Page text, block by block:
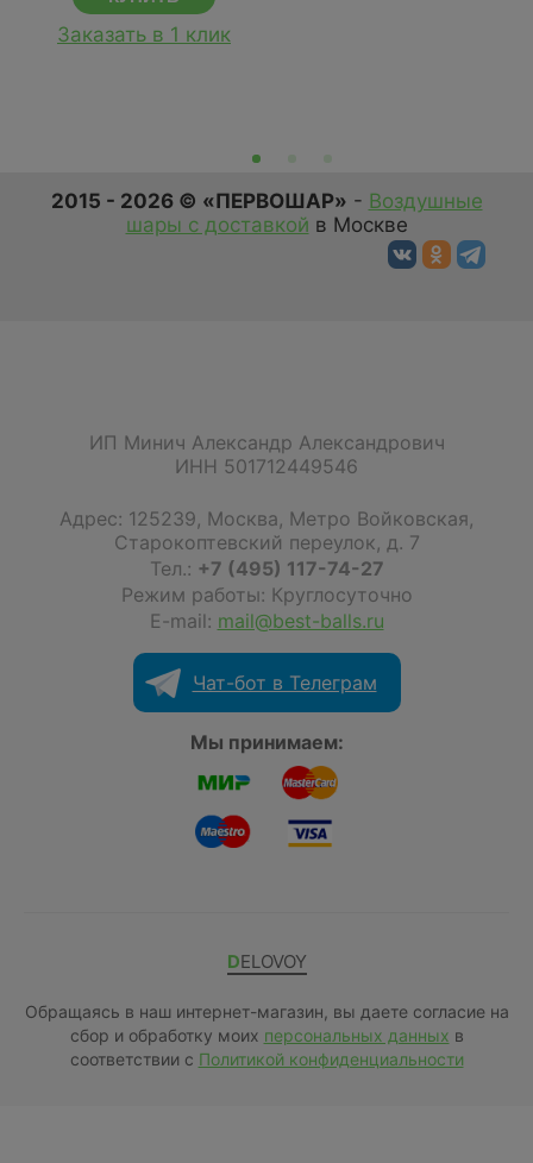
Заказать в 1 клик
2015 - 2026 © «ПЕРВОШАР» - Воздушные
шары с доставкой в Москве
ИП Минич Александр Александрович
ИНН 501712449546
Адрес: 125239, Москва, Метро Войковская,
Старокоптевский переулок, д. 7
Тел.: +7 (495) 117-74-27
Режим работы: Круглосуточно
E-mail: mail@best-balls.ru
Чат-бот в Телеграм
Мы принимаем:
DELOVOY
Обращаясь в наш интернет-магазин, вы даете согласие на
сбор и обработку моих персональных данных в
соответствии с Политикой конфиденциальности